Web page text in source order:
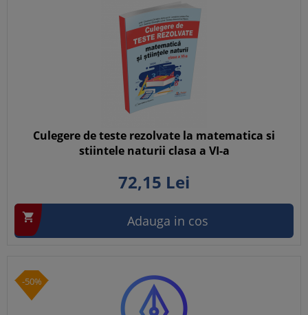
Culegere de teste rezolvate la matematica si
stiintele naturii clasa a VI-a
72,15 Lei
 Adauga in cos
-50%